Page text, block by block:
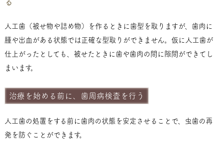
る
人工歯（被せ物や詰め物）を作るときに歯型を取りますが、歯肉に
腫や出血がある状態では正確な型取りができません。仮に人工歯が
仕上がったとしても、被せたときに歯や歯肉の間に隙間ができてし
まいます。
治療を始める前に、歯周病検査を行う
人工歯の処置をする前に歯肉の状態を安定させることで、虫歯の再
発を防ぐことができます。